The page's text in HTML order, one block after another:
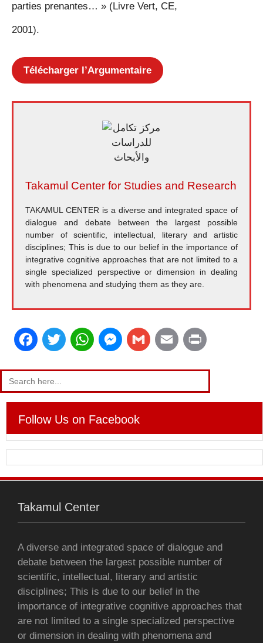
parties prenantes… » (Livre Vert, CE,
2001).
Télécharger l’Argumentaire
Takamul Center for Studies and Research
TAKAMUL CENTER is a diverse and integrated space of
dialogue and debate between the largest possible
number of scientific, intellectual, literary and artistic
disciplines; This is due to our belief in the importance of
integrative cognitive approaches that are not limited to a
single specialized perspective or dimension in dealing
with phenomena and studying them as they are.
F
c
b
o
k
T
i
t
r
W
a
s
p
p
M
s
e
g
G
a
l
E
a
l t
Search
for:
Follow Us on Facebook
Takamul Center
A diverse and integrated space of dialogue and
debate between the largest possible number of
scientific, intellectual, literary and artistic
disciplines; This is due to our belief in the
importance of integrative cognitive approaches that
are not limited to a single specialized perspective
or dimension in dealing with phenomena and